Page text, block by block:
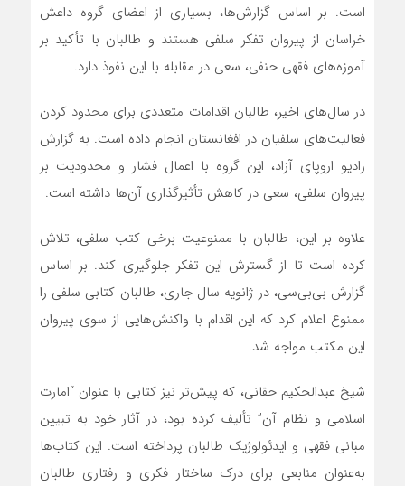
است. بر اساس گزارش‌ها، بسیاری از اعضای گروه داعش
خراسان از پیروان تفکر سلفی هستند و طالبان با تأکید بر
آموزه‌های فقهی حنفی، سعی در مقابله با این نفوذ دارد.
در سال‌های اخیر، طالبان اقدامات متعددی برای محدود کردن
فعالیت‌های سلفیان در افغانستان انجام داده است. به گزارش
رادیو اروپای آزاد، این گروه با اعمال فشار و محدودیت بر
پیروان سلفی، سعی در کاهش تأثیرگذاری آن‌ها داشته است.
علاوه بر این، طالبان با ممنوعیت برخی کتب سلفی، تلاش
کرده است تا از گسترش این تفکر جلوگیری کند. بر اساس
گزارش بی‌بی‌سی، در ژانویه سال جاری، طالبان کتابی سلفی را
ممنوع اعلام کرد که این اقدام با واکنش‌هایی از سوی پیروان
این مکتب مواجه شد.
شیخ عبدالحکیم حقانی، که پیش‌تر نیز کتابی با عنوان “امارت
اسلامی و نظام آن” تألیف کرده بود، در آثار خود به تبیین
مبانی فقهی و ایدئولوژیک طالبان پرداخته است. این کتاب‌ها
به‌عنوان منابعی برای درک ساختار فکری و رفتاری طالبان